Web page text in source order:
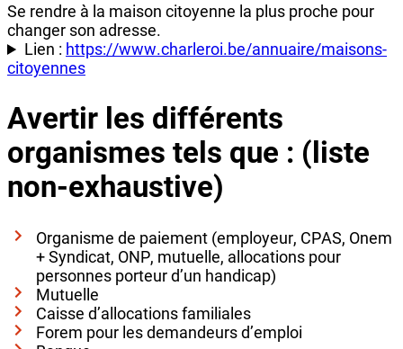
Se rendre à la maison citoyenne la plus proche pour
changer son adresse.
Lien : https://www.charleroi.be/annuaire/maisons-
citoyennes
Avertir les différents
organismes tels que : (liste
non-exhaustive)
Organisme de paiement (employeur, CPAS, Onem
+ Syndicat, ONP, mutuelle, allocations pour
personnes porteur d’un handicap)
Mutuelle
Caisse d’allocations familiales
Forem pour les demandeurs d’emploi